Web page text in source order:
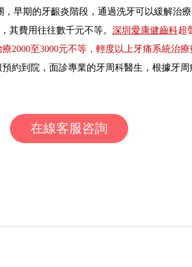
早期的牙齦炎階段，通過洗牙可以緩解治療
其費用往往數千元不等。 深圳愛康健齒科超
2000至3000元不等，輕度以上牙痛系統治療
約到院，面診專業的牙周科醫生，根據牙周
在線客服咨詢